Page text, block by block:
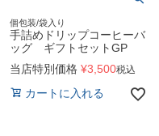
個包装/袋入り
手詰めドリップコーヒーバ
ッグ ギフトセットGP
当店特別価格 ¥3,500税込
カートに入れる